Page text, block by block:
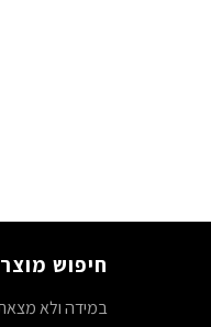
חיפוש
במידה ולא